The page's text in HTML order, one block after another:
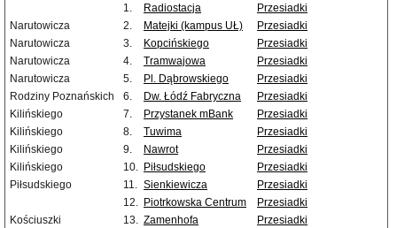
1.
Radiostacja
Przesiadki
Narutowicza
2. Matejki (kampus UŁ)
Przesiadki
Narutowicza
3. Kopcińskiego
Przesiadki
Narutowicza
4. Tramwajowa
Przesiadki
Narutowicza
5. Pl. Dąbrowskiego
Przesiadki
Rodziny Poznańskich
6. Dw. Łódź Fabryczna
Przesiadki
Kilińskiego
7. Przystanek mBank
Przesiadki
Kilińskiego
8. Tuwima
Przesiadki
Kilińskiego
9. Nawrot
Przesiadki
Kilińskiego
10. Piłsudskiego
Przesiadki
Piłsudskiego
11. Sienkiewicza
Przesiadki
12. Piotrkowska Centrum
Przesiadki
Kościuszki
13. Zamenhofa
Przesiadki